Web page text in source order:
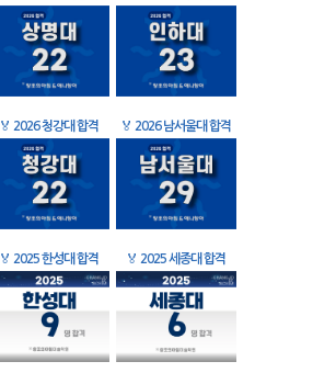
🏅 2026 청강대 합격 🏅 2026 남서울대 합격
🏅 2025 한성대 합격 🏅 2025 세종대 합격